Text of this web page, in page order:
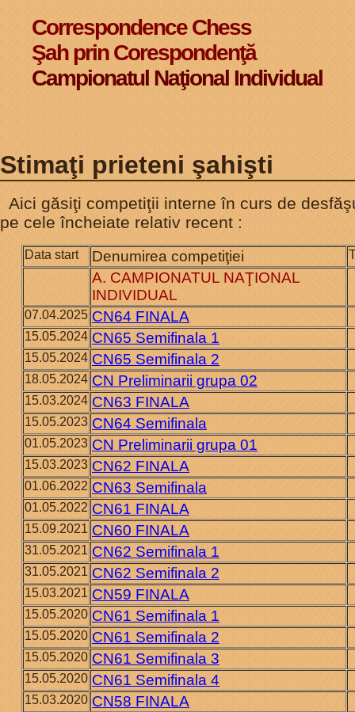
Correspondence Chess
Şah prin Corespondenţă
Campionatul Naţional Individual
Stimaţi prieteni şahişti
Aici găsiţi competiţii interne în curs de
pe cele încheiate relativ recent :
Data start Denumirea competiţiei
A. CAMPIONATUL NAŢIONAL
INDIVIDUAL
07.04.2025 CN64 FINALA
15.05.2024 CN65 Semifinala 1
15.05.2024 CN65 Semifinala 2
18.05.2024 CN Preliminarii grupa 02
15.03.2024 CN63 FINALA
15.05.2023 CN64 Semifinala
01.05.2023 CN Preliminarii grupa 01
15.03.2023 CN62 FINALA
01.06.2022 CN63 Semifinala
01.05.2022 CN61 FINALA
15.09.2021 CN60 FINALA
31.05.2021 CN62 Semifinala 1
31.05.2021 CN62 Semifinala 2
15.03.2021 CN59 FINALA
15.05.2020 CN61 Semifinala 1
15.05.2020 CN61 Semifinala 2
15.05.2020 CN61 Semifinala 3
15.05.2020 CN61 Semifinala 4
15.03.2020 CN58 FINALA